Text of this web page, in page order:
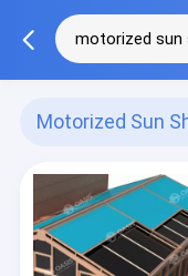
Motorized Sun